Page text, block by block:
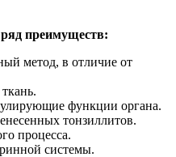
преимуществ:
метод, в отличие от
функции органа.
тонзиллитов.
процесса.
системы.